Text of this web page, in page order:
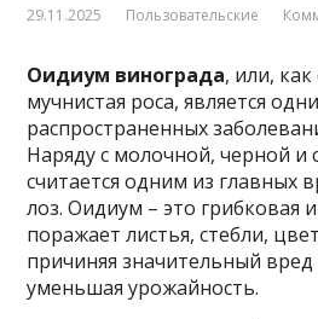
29.11.2025 Пользовательские
Оидиум винограда, или,
мучнистая роса, является
распространенных
Наряду с молочной, черной и
считается одним из главных
лоз. Оидиум – это грибковая
поражает листья, стебли,
причиняя значительный
уменьшая урожайность.